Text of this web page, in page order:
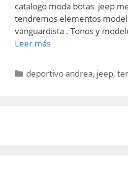
catalogo moda botas jeep
tendremos elementos
vanguardista . Tonos y
Leer más
Categorías
deportivo andrea, jeep,